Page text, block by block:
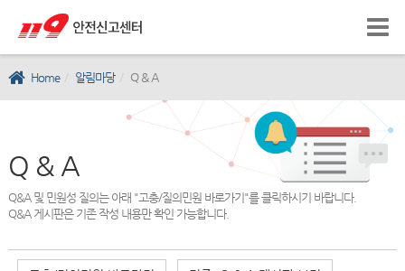
Home 알림마당 Q & A
Q & A
Q&A 및 민원성 질의는 아래 "고충/질의민원 바로가기"를 클릭하시기 바랍니다.
Q&A 게시판은 기존 작성 내용만 확인 가능합니다.